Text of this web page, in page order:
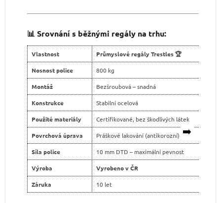
📊 Srovnání s běžnými regály na trhu:
➡️
Vlastnost Průmyslové regály Trestles 🏆
Nosnost police 800 kg
Montáž Bezšroubová – snadná
Konstrukce Stabilní ocelová
Použité materiály Certifikované, bez škodlivých látek
Povrchová úprava Práškové lakování (antikorozní)
Síla police 10 mm DTD – maximální pevnost
Výroba Vyrobeno v ČR
Záruka 10 let